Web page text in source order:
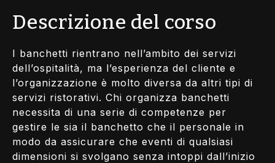
Descrizione del corso
I banchetti rientrano nell’ambito dei servizi
dell’ospitalità, ma l’esperienza del cliente e
l’organizzazione è molto diversa da altri tipi di
servizi ristorativi. Chi organizza banchetti
necessita di una serie di competenze per
gestire le sia il banchetto che il personale in
modo da assicurare che eventi di qualsiasi
dimensioni si svolgano senza intoppi dall’inizio